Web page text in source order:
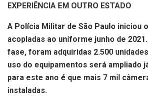
EXPERIÊNCIA EM OUTRO ESTADO
A Polícia Militar de São Paulo iniciou
acopladas ao uniforme junho de
fase, foram adquiridas 2.500
uso do equipamentos será ampliado
para este ano é que mais 7 mil
instaladas.